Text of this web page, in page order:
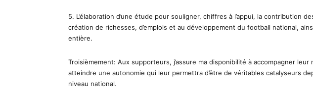
5. L’élaboration d’une étude pour souligner, chiffres à l’appui, la contribution
création de richesses, d’emplois et au développement du football national,
entière.
Troisièmement: Aux supporteurs, j’assure ma disponibilité à accompagner
atteindre une autonomie qui leur permettra d’être de véritables catalyseurs
niveau national.